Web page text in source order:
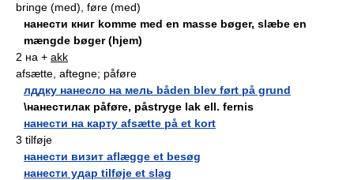
bringe (med), føre (med)
нанести книг komme med en masse bøger, slæbe en
mængde bøger (hjem)
2 на + akk
afsætte, aftegne; påføre
лддку нанесло на мель båden blev ført på grund
\нанестилак påføre, påstryge lak ell. fernis
нанести на карту afsætte på et kort
3 tilføje
нанести визит aflægge et besøg
нанести удар tilføje et slag